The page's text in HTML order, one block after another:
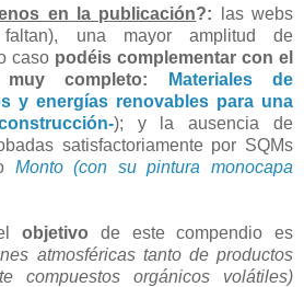
en la publicación?: las webs
faltan), una mayor amplitud de
caso podéis complementar con el
muy completo:
Materiales de
y energías renovables para una
); y la ausencia de
satisfactoriamente por SQMs
Monto (con su pintura monocapa
objetivo de este compendio es
atmosféricas tanto de productos
compuestos orgánicos volátiles)